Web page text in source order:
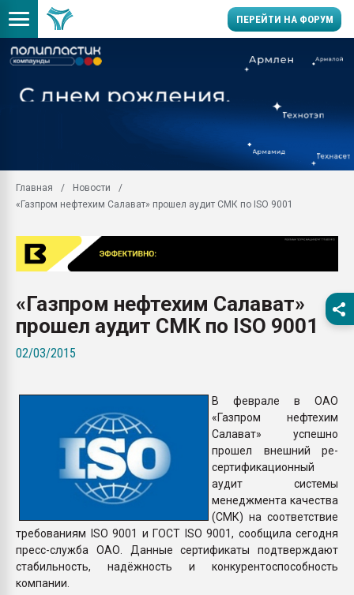
ПЕРЕЙТИ НА ФОРУМ
Вакуум-формовочные
ближайшее
28.07.2026
бутылок
Материал поверхности
вакуумного
ПЕРЕЙТИ НА
Главная
Новости
«Газпром нефтехим Салават» прошел аудит СМК по ISO 9001
«Газпром нефтехим Салават»
прошел аудит СМК по ISO 9001
02/03/2015
В феврале в ОАО
«Газпром нефтехим
Салават» успешно
прошел внешний ре-
сертификационный
аудит системы
менеджмента качества
(СМК) на соответствие
требованиям ISO 9001 и ГОСТ ISO 9001, сообщила сегодня
пресс-служба ОАО. Данные сертификаты подтверждают
стабильность, надёжность и конкурентоспособность
компании.